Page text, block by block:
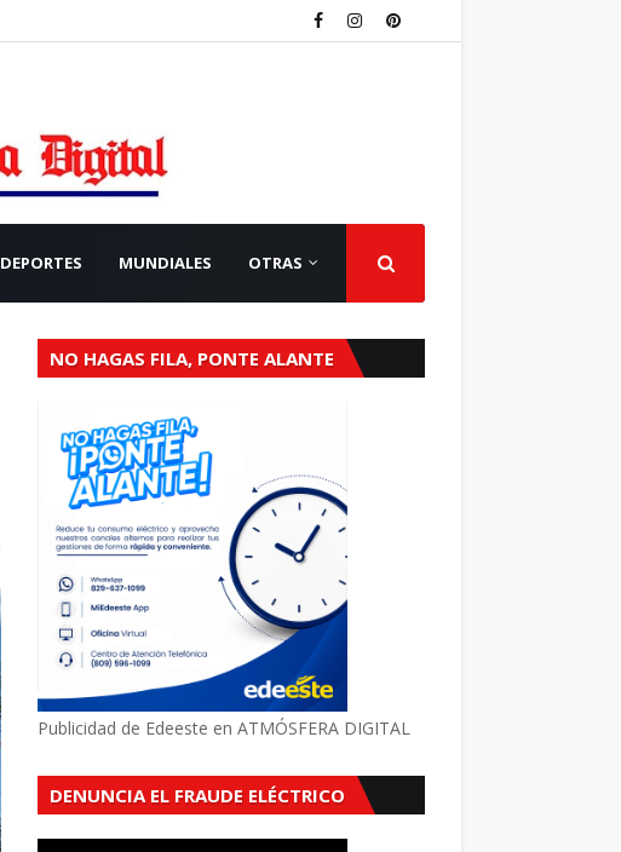
DEPORTES MUNDIALES OTRAS
NO HAGAS FILA, PONTE ALANTE
Publicidad de Edeeste en ATMÓSFERA DIGITAL
DENUNCIA EL FRAUDE ELÉCTRICO